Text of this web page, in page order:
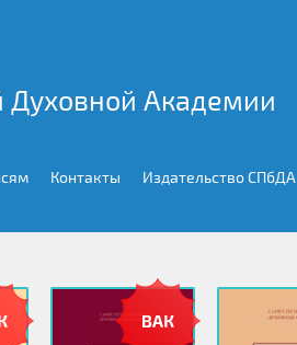
Духовной Академии
Контакты Издательство СПбДА